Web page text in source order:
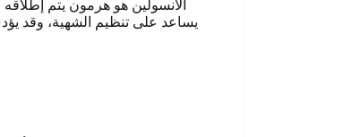
يساعد على تنظيم الشهية، وقد